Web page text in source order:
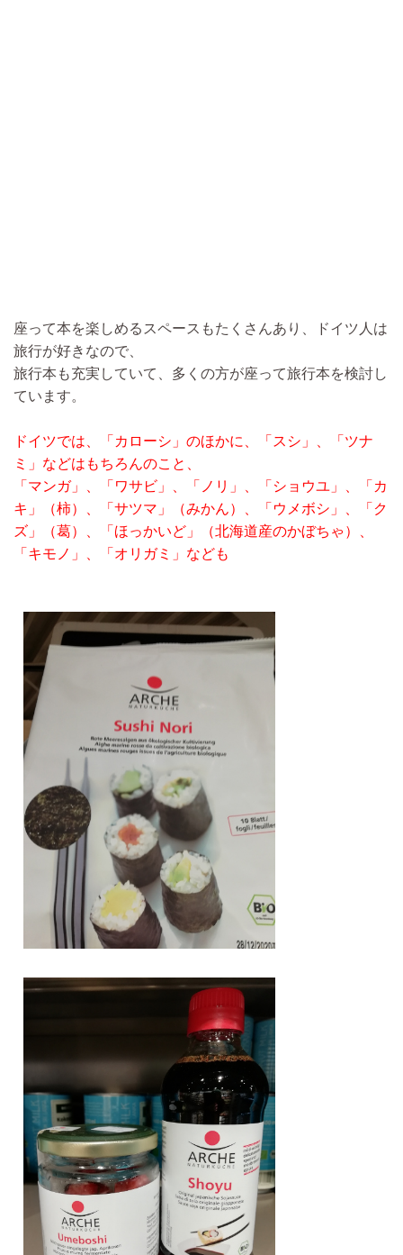
座って本を楽しめるスペースもたくさんあり、ドイツ人は
旅行が好きなので、
旅行本も充実していて、多くの方が座って旅行本を検討し
ています。
ドイツでは、「カローシ」のほかに、「スシ」、「ツナ
ミ」などはもちろんのこと、
「マンガ」、「ワサビ」、「ノリ」、「ショウユ」、「カ
キ」（柿）、「サツマ」（みかん）、「ウメボシ」、「ク
ズ」（葛）、「ほっかいど」（北海道産のかぼちゃ）、
「キモノ」、「オリガミ」なども